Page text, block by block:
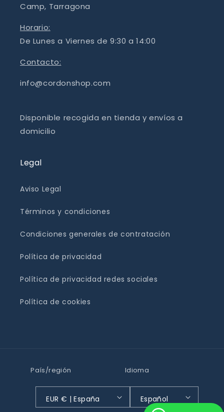
Camp, Tarragona
Horario:
De Lunes a Viernes de 9:30 a 14:00
Contacto:
info@cordonshop.com
Disponible recogida en tienda y envíos a
domicilio
Legal
Aviso Legal
Términos y condiciones
Condiciones generales de contratación
Política de privacidad
Política de privacidad redes sociales
Política de cookies
País/región
EUR € | España
Idioma
Español